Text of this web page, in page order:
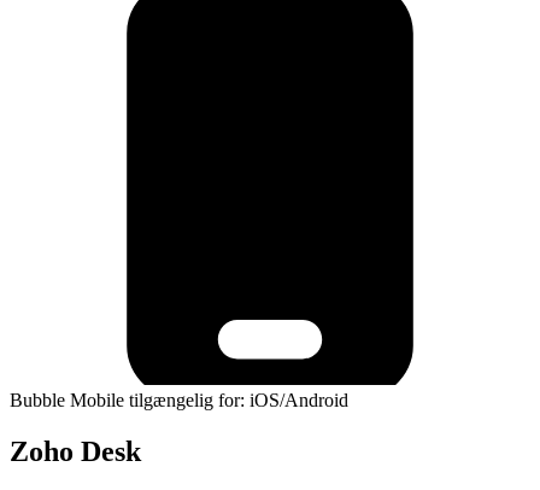
Bubble Mobile tilgængelig for: iOS/Android
Zoho Desk